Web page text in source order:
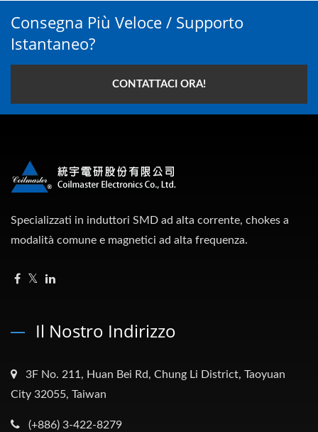
Consegna Più Veloce / Supporto
Istantaneo?
CONTATTACI ORA!
Specializzati in induttori SMD ad alta corrente, chokes a
modalità comune e magnetici ad alta frequenza.
Il Nostro Indirizzo
3F No. 211, Huan Bei Rd, Chung Li District, Taoyuan
City 32055, Taiwan
(+886) 3-422-8279